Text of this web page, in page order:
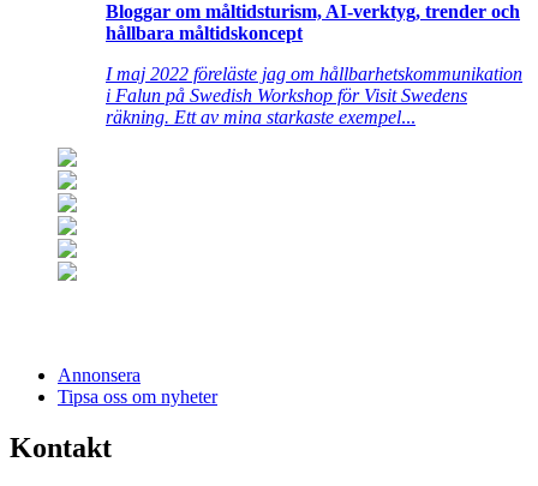
Bloggar om måltidsturism, AI-verktyg, trender och
hållbara måltidskoncept
I maj 2022 föreläste jag om hållbarhetskommunikation
i Falun på Swedish Workshop för Visit Swedens
räkning. Ett av mina starkaste exempel...
Annonsera
Tipsa oss om nyheter
Kontakt